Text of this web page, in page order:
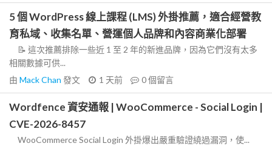
5 個 WordPress 線上課程 (LMS) 外掛推薦，適合經營教
育私域、收集名單、營運個人品牌和內容商業化部署
📝 這次推薦排除一些近 1 至 2 年的新進品牌，因為它們沒有太多
相關數據可供...
由 Mack Chan 發文 1 天前 0個留言
Wordfence 資安通報 | WooCommerce - Social Login |
CVE-2026-8457
WooCommerce Social Login 外掛爆出嚴重驗證繞過漏洞，使...